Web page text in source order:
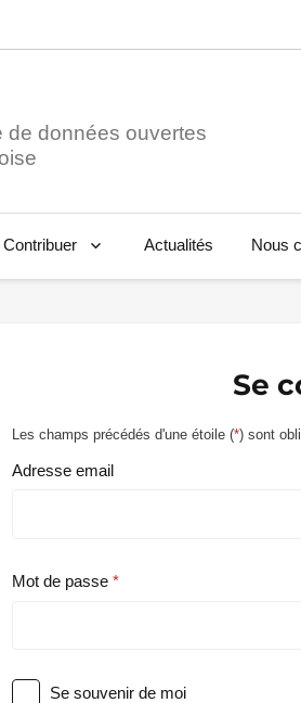
de données ouvertes
Contribuer Actualités Nous
Se
Les champs précédés d'une étoile (*) sont
Adresse email
Mot de passe
Se souvenir de moi